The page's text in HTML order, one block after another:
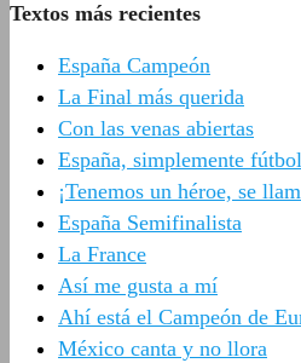
Textos más recientes
España Campeón
La Final más querida
Con las venas abiertas
España, simplemente fútbol
¡Tenemos un héroe, se
España Semifinalista
La France
Así me gusta a mí
Ahí está el Campeón de
México canta y no llora